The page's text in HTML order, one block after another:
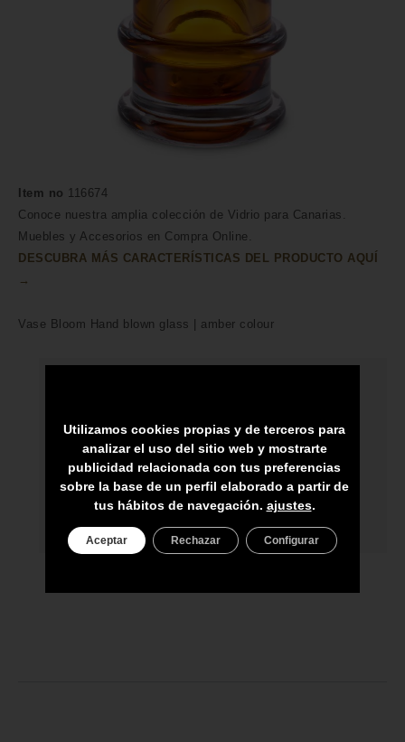
Item no 116674
Conoce nuestra amplia colección de Vidrio para Canarias.
Muebles y Accesorios en Compra Online.
DESCUBRA MÁS CARACTERÍSTICAS DEL PRODUCTO AQUÍ
→
Vase Bloom Hand blown glass | amber colour
ENVÍO A TODA CANARIAS
ASESORAMIENTO PERSONAL
PRECIO DEL PRODUCTO NO INCLUYE
IGIC
Utilizamos cookies propias y de terceros para
analizar el uso del sitio web y mostrarte
publicidad relacionada con tus preferencias
sobre la base de un perfil elaborado a partir de
tus hábitos de navegación. ajustes.
Aceptar Rechazar Configurar